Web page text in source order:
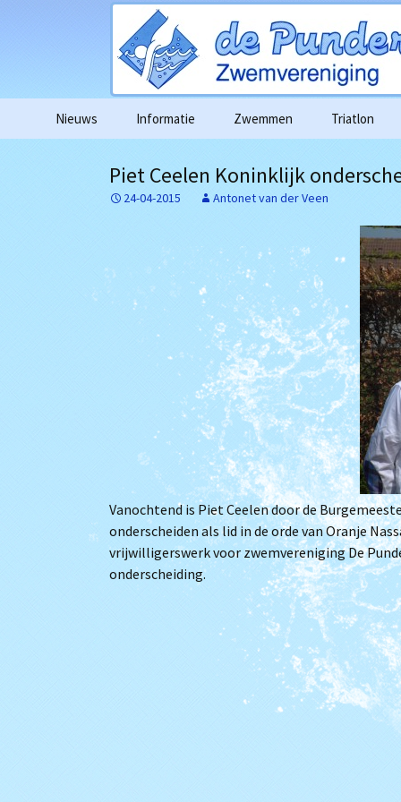
Nieuws Informatie
Algemene informatie
Gedragscode
Vertrouwenscontactpersoon
Algemene verordening
gegevensbescherming
Het bestuur
Lidmaatschap
Trainingstijden
De zwembaden
Bij Willem
Zwemmen Triatlon
Foto’s in
Filmpjes
1km
Alle
Archief
Piet Ceelen Koninklijk
24-04-2015 Antonet van der Veen
Vanochtend is Piet Ceelen door de
onderscheiden als lid in de orde van Oranje
vrijwilligerswerk voor zwemvereniging De
onderscheiding.